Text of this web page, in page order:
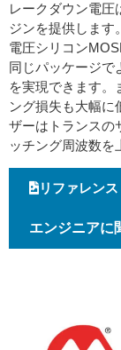
レークダウン電圧
ジンを提供します
電圧シリコン
同じパッケージで
を実現できます。
ング損失も大幅に
ザーはトランスの
ッチング周波数を
リファレン
エンジニアに